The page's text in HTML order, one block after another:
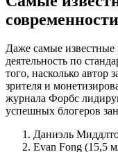
современности
Даже самые
деятельность по
того, насколько автор
зрителя и
журнала Форбс
успешных блогеров
Даниэль
Evan Fong (15,5